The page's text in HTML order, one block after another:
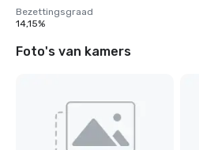
Bezettingsgraad
14,15%
Foto's van kamers